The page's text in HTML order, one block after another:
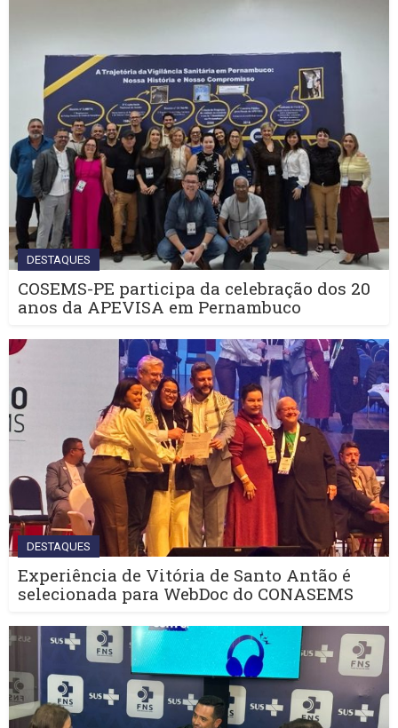
DESTAQUES
COSEMS-PE participa da celebração dos 20
anos da APEVISA em Pernambuco
DESTAQUES
Experiência de Vitória de Santo Antão é
selecionada para WebDoc do CONASEMS